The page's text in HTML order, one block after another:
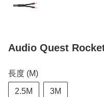
Audio Quest
長度 (M)
2.5M 3M